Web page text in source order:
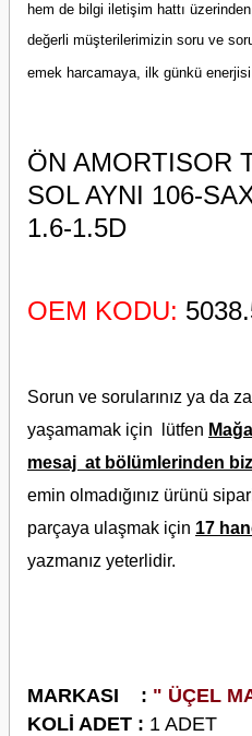
hem de bilgi iletişim hattı
değerli müşterilerimizin soru ve
emek harcamaya, ilk günkü
ÖN AMORTISOR
SOL AYNI 106-
1.6-1.5D
OEM KODU:
Sorun ve sorularınız ya da
yaşamamak için lütfen
mesaj at bölümlerinden
emin olmadığınız ürünü
parçaya ulaşmak için 17
yazmanız yeterlidir.
MARKASI : " ÜÇEL
KOLİ ADET : 1 ADET